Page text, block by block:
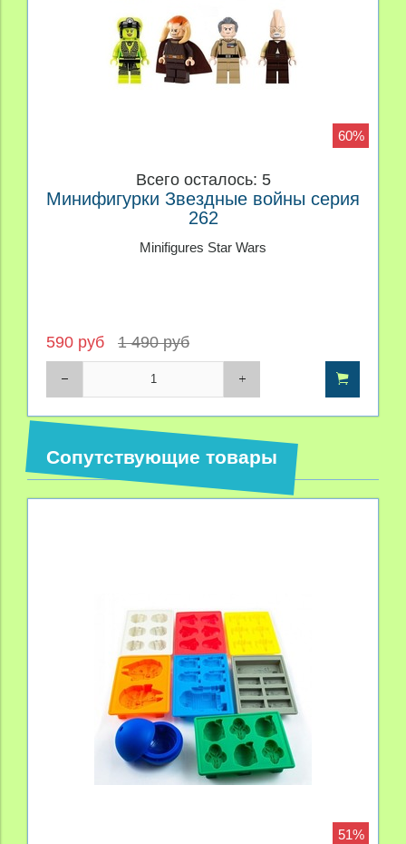
60%
Всего осталось: 5
Минифигурки Звездные войны серия
262
Minifigures Star Wars
590 руб 1 490 руб
Сопутствующие товары
51%